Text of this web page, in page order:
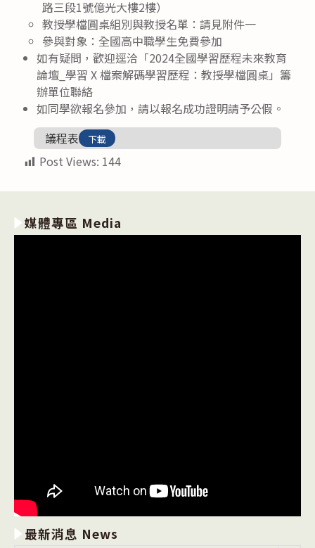
路三段1號億光大樓2樓）
教授學檔圓桌組別與教授名單：請見附件一
參與對象：全國高中職學生免費參加
如有疑問，歡迎逕洽「2024全國學習歷程未來教育
論壇_學習 X 檔案解碼學習歷程：教授學檔圓桌」籌
辦單位聯絡
如同學欲報名參加，請以報名成功證明請予公假。
議程表
下載
Post Views: 144
媒體專區 Media
最新消息 News